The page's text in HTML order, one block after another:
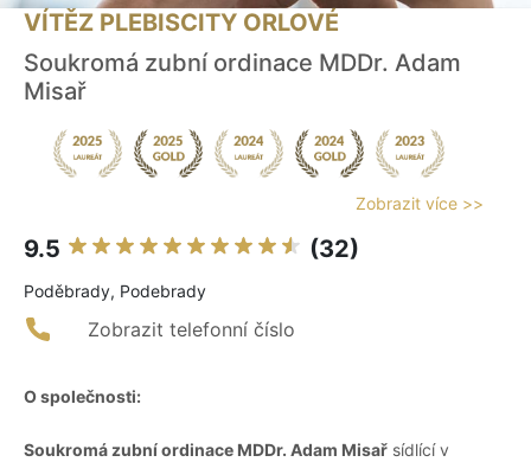
VÍTĚZ PLEBISCITY ORLOVÉ
Soukromá zubní ordinace MDDr. Adam
Misař
Zobrazit více >>
9.5 (32)
Poděbrady, Podebrady
Zobrazit telefonní číslo
O společnosti:
Soukromá zubní ordinace MDDr. Adam Misař sídlící v